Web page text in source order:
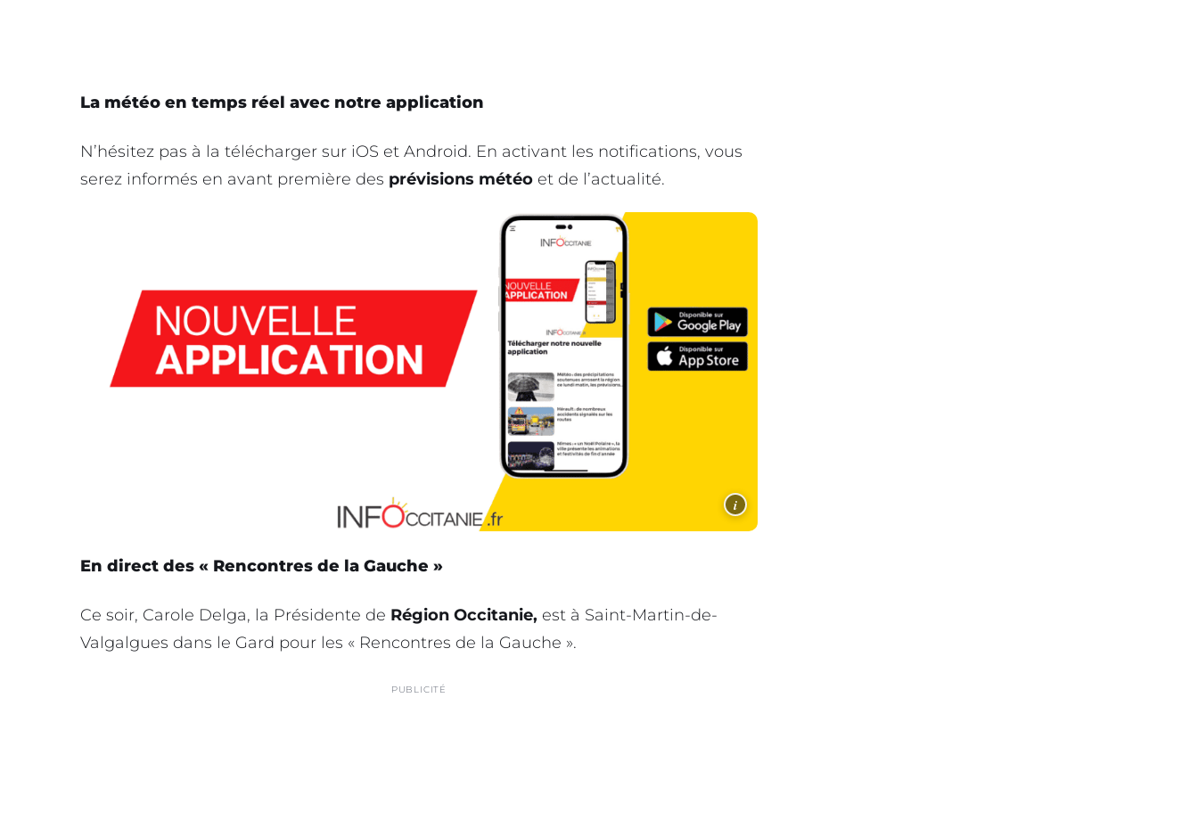
La météo en temps réel avec notre application
N’hésitez pas à la télécharger sur iOS et Android. En activant les notifications, vous
serez informés en avant première des prévisions météo et de l’actualité.
i
En direct des « Rencontres de la Gauche »
Ce soir, Carole Delga, la Présidente de Région Occitanie, est à Saint-Martin-de-
Valgalgues dans le Gard pour les « Rencontres de la Gauche ».
PUBLICITÉ